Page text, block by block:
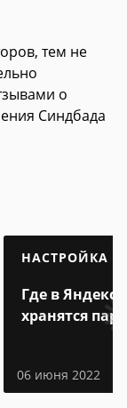
тем не
о
Синдбада
НАСТРОЙКА
Где в Яндекс
хранятся
06 июня 2022